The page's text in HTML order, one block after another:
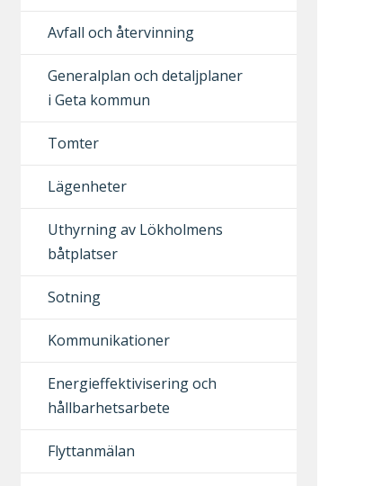
Avfall och återvinning
Generalplan och detaljplaner
i Geta kommun
Tomter
Lägenheter
Uthyrning av Lökholmens
båtplatser
Sotning
Kommunikationer
Energieffektivisering och
hållbarhetsarbete
Flyttanmälan